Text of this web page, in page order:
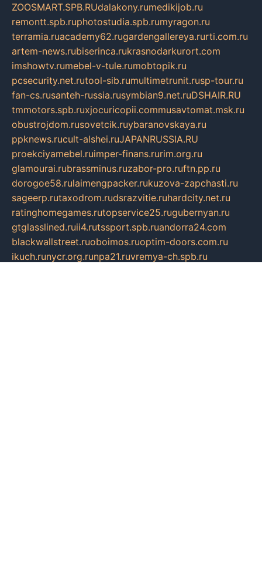
ZOOSMART.SPB.RUdalakony.rumedikijob.ru
remontt.spb.ruphotostudia.spb.rumyragon.ru
terramia.ruacademy62.rugardengallereya.rurti.com.ru
artem-news.rubiserinca.rukrasnodarkurort.com
imshowtv.rumebel-v-tule.rumobtopik.ru
pcsecurity.net.rutool-sib.rumultimetrunit.rusp-tour.ru
fan-cs.rusanteh-russia.rusymbian9.net.ruDSHAIR.RU
tmmotors.spb.ruxjocuricopii.commusavtomat.msk.ru
obustrojdom.rusovetcik.ruybaranovskaya.ru
ppknews.rucult-alshei.ruJAPANRUSSIA.RU
proekciyamebel.ruimper-finans.rurim.org.ru
glamourai.rubrassminus.ruzabor-pro.ruftn.pp.ru
dorogoe58.rulaimengpacker.rukuzova-zapchasti.ru
sageerp.rutaxodrom.rudsrazvitie.ruhardcity.net.ru
ratinghomegames.rutopservice25.rugubernyan.ru
gtglasslined.ruii4.rutssport.spb.ruandorra24.com
blackwallstreet.ruoboimos.ruoptim-doors.com.ru
ikuch.runycr.org.runpa21.ruvremya-ch.spb.ru